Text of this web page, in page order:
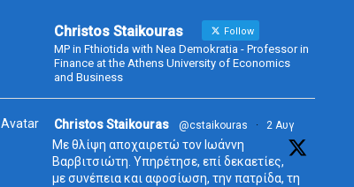
Christos Staikouras Follow
MP in Fthiotida with Nea Demokratia - Professor in
Finance at the Athens University of Economics
and Business
Avatar Christos Staikouras @cstaikouras · 2 Αυγ
Με θλίψη αποχαιρετώ τον Ιωάννη
Βαρβιτσιώτη. Υπηρέτησε, επί δεκαετίες,
με συνέπεια και αφοσίωση, την πατρίδα, τη